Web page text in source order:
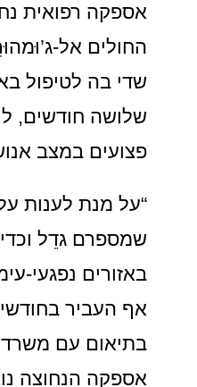
אספקה רפואית
החולים אל-
שדי בה לטיפול
שלושה חודשים,
פצועים במצב
“על מנת לענות
שמספרם גדֵל
אף העביר
בתיאום עם משרד
אספקה הנחוצה